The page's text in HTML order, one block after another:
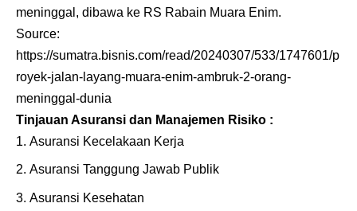
meninggal, dibawa ke RS Rabain Muara Enim.
Source:
https://sumatra.bisnis.com/read/20240307/533/1747601/p
royek-jalan-layang-muara-enim-ambruk-2-orang-
meninggal-dunia
Tinjauan Asuransi dan Manajemen Risiko :
Asuransi Kecelakaan Kerja
Asuransi Tanggung Jawab Publik
Asuransi Kesehatan